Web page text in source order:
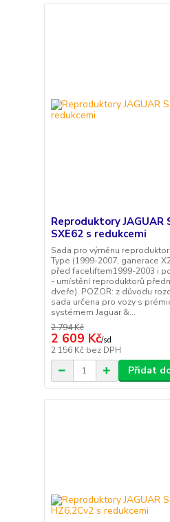
Reproduktory JAGUAR
SXE62 s redukcemi
Sada pro výměnu
Type (1999-2007, ganerace
před faceliftem1999-2003 i
- umístění reproduktorů
dveře). POZOR: z důvodu
sada určena pro vozy s
systémem Jaguar &...
2 794 Kč
2 609 Kč/sd
2 156 Kč bez DPH
Přidat